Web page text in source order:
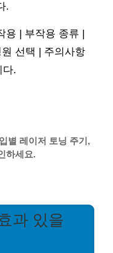
.
용 | 부작용 종류 |
선택 | 주의사항
다.
별 레이저 토닝 주기,
하세요.
과 있을